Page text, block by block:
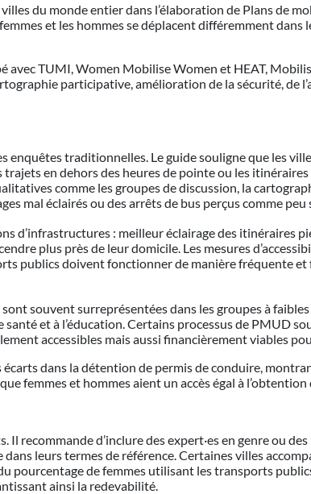
du monde entier dans l’élaboration de Plans de
et les hommes se déplacent différemment dans
avec TUMI, Women Mobilise Women et HEAT,
participative, amélioration de la sécurité, de
enquêtes traditionnelles. Le guide souligne que les
trajets en dehors des heures de pointe ou les
comme les groupes de discussion, la
mal éclairés ou des arrêts de bus perçus comme peu
d’infrastructures : meilleur éclairage des itinéraires
plus près de leur domicile. Les mesures
publics doivent fonctionner de manière fréquente
souvent surreprésentées dans les groupes à
et à l’éducation. Certains processus de PMUD
accessibles mais aussi financièrement viables
dans la détention de permis de conduire,
femmes et hommes aient un accès égal à l’obtention
d’inclure des expert·es en genre ou
leurs termes de référence. Certaines villes
pourcentage de femmes utilisant les transports
ainsi la redevabilité.